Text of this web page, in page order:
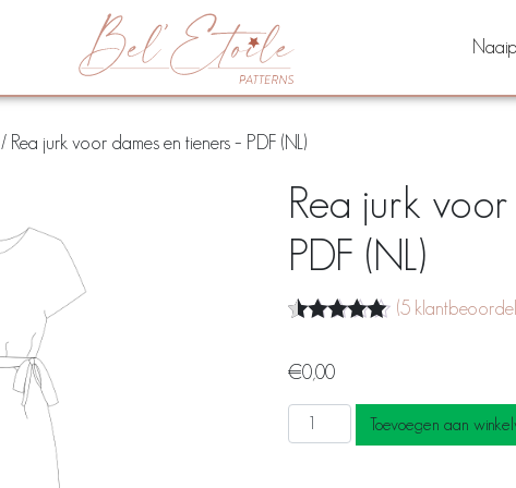
/ Rea jurk voor dames en tieners – PDF (NL)
Rea jurk
PDF (NL)
gebaseerd
klantbeoordelingen
(5
€0,00
Rea
jurk
Toevoegen aan